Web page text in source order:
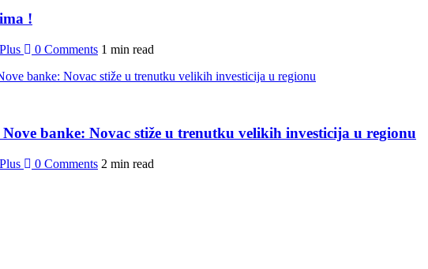
!
0 Comments 1 min read
banke: Novac stiže u trenutku velikih investicija u regionu
0 Comments 2 min read